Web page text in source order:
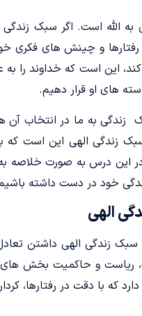
الله است. اگر سبک
رفتارها و چینش های
این است که خداوند را به
های او قرار دهیم.
زندگی به ما در انتخاب
زندگی الهی این است
این درس به صورت خلاصه
خود در دست داشته
الهی
زندگی الهی داشتن
ریاست و حاکمیت بخش
که با دقت در رفتارها،